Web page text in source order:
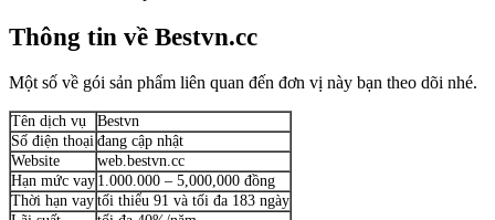
Thông tin về Bestvn.cc
Một số về gói sản phẩm liên quan đến đơn vị này bạn theo dõi nhé.
Tên dịch vụ
Bestvn
Số điện thoại đang cập nhật
Website
web.bestvn.cc
Hạn mức vay 1.000.000 – 5,000,000 đồng
Thời hạn vay tối thiểu 91 và tối đa 183 ngày